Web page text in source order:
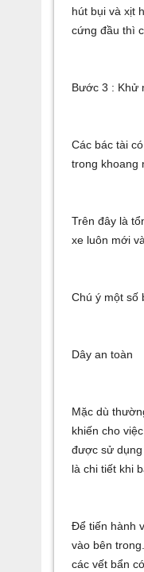
hút bụi và xịt
cứng đầu thì
Bước 3 : Khử
Các bác tài
trong khoang
Trên đây là
xe luôn mới
Chú ý một số
Dây an toàn
Mặc dù
khiến cho
được sử
là chi tiết khi
Để tiến hành
vào bên
các vết bẩn